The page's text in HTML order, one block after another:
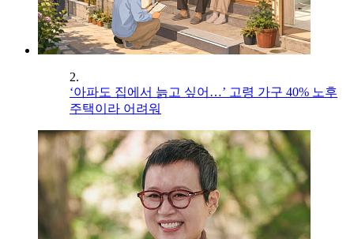
2.
‘아파도 집에서 늙고 싶어…’ 고령 가구 40% 노후
주택이라 어려워